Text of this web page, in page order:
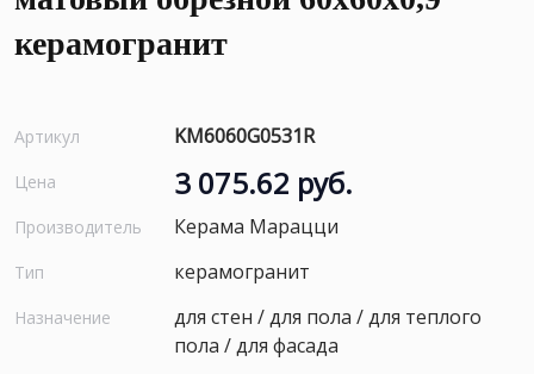
керамогранит
Артикул KM6060G0531R
Цена 3 075.62 руб.
Производитель Керама Марацци
Тип керамогранит
Назначение
для стен / для пола / для теплого
пола / для фасада